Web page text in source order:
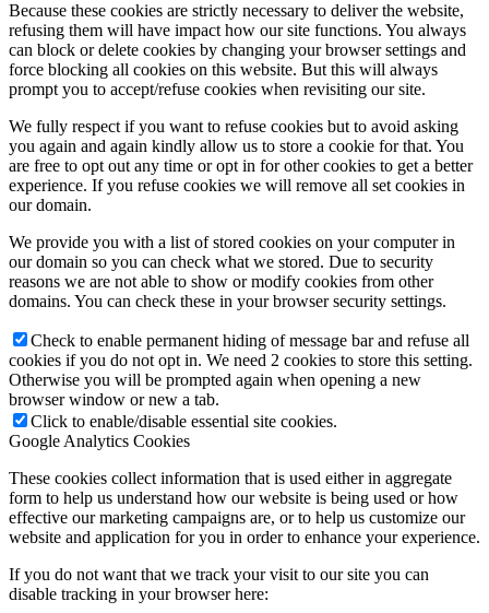
Because these cookies are strictly necessary to deliver the website,
refusing them will have impact how our site functions. You always
can block or delete cookies by changing your browser settings and
force blocking all cookies on this website. But this will always
prompt you to accept/refuse cookies when revisiting our site.
We fully respect if you want to refuse cookies but to avoid asking
you again and again kindly allow us to store a cookie for that. You
are free to opt out any time or opt in for other cookies to get a better
experience. If you refuse cookies we will remove all set cookies in
our domain.
We provide you with a list of stored cookies on your computer in
our domain so you can check what we stored. Due to security
reasons we are not able to show or modify cookies from other
domains. You can check these in your browser security settings.
Check to enable permanent hiding of message bar and refuse all
cookies if you do not opt in. We need 2 cookies to store this setting.
Otherwise you will be prompted again when opening a new
browser window or new a tab.
Click to enable/disable essential site cookies.
Google Analytics Cookies
These cookies collect information that is used either in aggregate
form to help us understand how our website is being used or how
effective our marketing campaigns are, or to help us customize our
website and application for you in order to enhance your experience.
If you do not want that we track your visit to our site you can
disable tracking in your browser here: